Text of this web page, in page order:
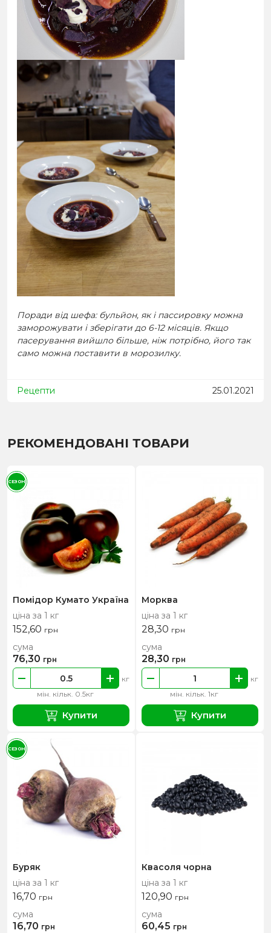
Поради від шефа: бульйон, як і пассировку можна
заморожувати і зберігати до 6-12 місяців. Якщо
пасерування вийшло більше, ніж потрібно, його так
само можна поставити в морозилку.
Рецепти 25.01.2021
РЕКОМЕНДОВАНІ ТОВАРИ
Помідор Кумато Україна
ціна за 1 кг
152,60 грн
мін. кільк. 0.5кг
кг
сума
76,30 грн
Купити
СЕЗОН
Морква
ціна за 1 кг
28,30 грн
мін. кільк. 1кг
кг
сума
28,30 грн
Купити
Буряк
ціна за 1 кг
16,70 грн
сума
16,70 грн
СЕЗОН
Квасоля чорна
ціна за 1 кг
120,90 грн
сума
60,45 грн